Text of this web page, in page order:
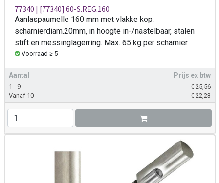
77340 | [77340] 60-S.REG.160
Aanlaspaumelle 160 mm met vlakke kop,
scharnierdiam.20mm, in hoogte in-/nastelbaar, stalen
stift en messinglagerring. Max. 65 kg per scharnier
Voorraad ≥ 5
Aantal Prijs ex btw
1 - 9 € 25,56
Vanaf 10
€ 22,23